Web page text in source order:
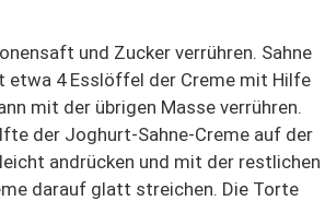
und Zucker verrühren. Sahne
etwa 4 Esslöffel der Creme mit Hilfe
mit der übrigen Masse verrühren.
der Joghurt-Sahne-Creme auf der
andrücken und mit der restlichen
darauf glatt streichen. Die Torte